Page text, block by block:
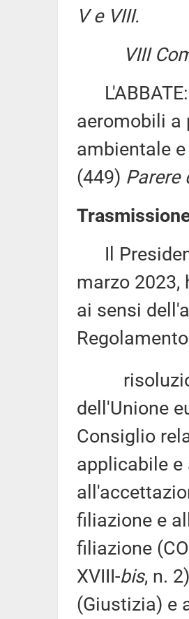
V e VIII.
VIII
aeromobili a
ambientale
(449) Parere
Il
marzo 2023,
ai sensi
dell'Unione
Consiglio
applicabile
filiazione e
filiazione
XVIII-bis, n.
(Giustizia) e